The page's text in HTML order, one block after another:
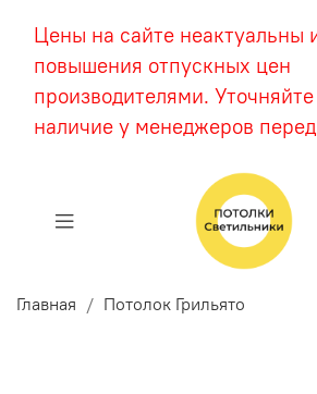
Цены на сайте неактуальны
повышения отпускных цен
производителями.
наличие у менеджеров
Главная Потолок Грильято